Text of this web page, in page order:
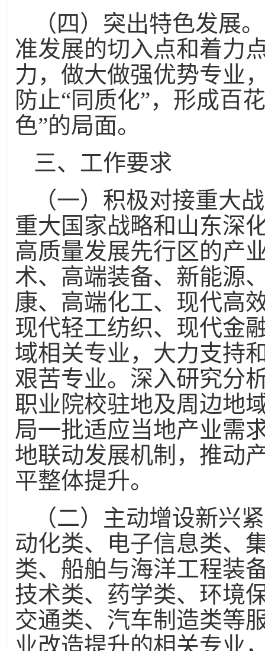
（四）突出特色发展
准发展的切入点和着力
力，做大做强优势专业
防止“同质化”，形成百
色”的局面。
三、工作要求
（一）积极对接重大
重大国家战略和山东深
高质量发展先行区的产
术、高端装备、新能源
康、高端化工、现代高
现代轻工纺织、现代金
域相关专业，大力支持
艰苦专业。深入研究分
职业院校驻地及周边地
局一批适应当地产业需
地联动发展机制，推动
平整体提升。
（二）主动增设新兴
动化类、电子信息类、
类、船舶与海洋工程装
技术类、药学类、环境
交通类、汽车制造类等
业改造提升的相关专业